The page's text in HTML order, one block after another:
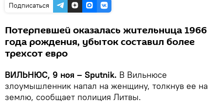
Подписаться
Потерпевшей оказалась жительница 1966
года рождения, убыток составил более
трехсот евро
ВИЛЬНЮС, 9 ноя – Sputnik. В Вильнюсе
злоумышленник напал на женщину, толкнув ее на
землю, сообщает полиция Литвы.